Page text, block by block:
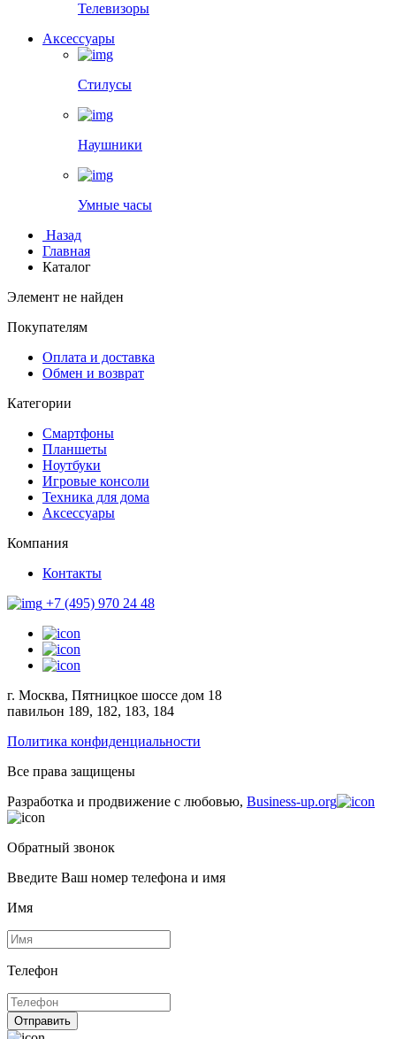
Телевизоры
Аксессуары
Стилусы
Наушники
Умные часы
Назад
Главная
Каталог
Элемент не найден
Покупателям
Оплата и доставка
Обмен и возврат
Категории
Смартфоны
Планшеты
Ноутбуки
Игровые консоли
Техника для дома
Аксессуары
Компания
Контакты
+7 (495) 970 24 48
г. Москва, Пятницкое шоссе дом 18
павильон 189, 182, 183, 184
Политика конфиденциальности
Все права защищены
Разработка и продвижение с любовью, Business-up.org
Обратный звонок
Введите Ваш номер телефона и имя
Имя
Телефон
Отправить